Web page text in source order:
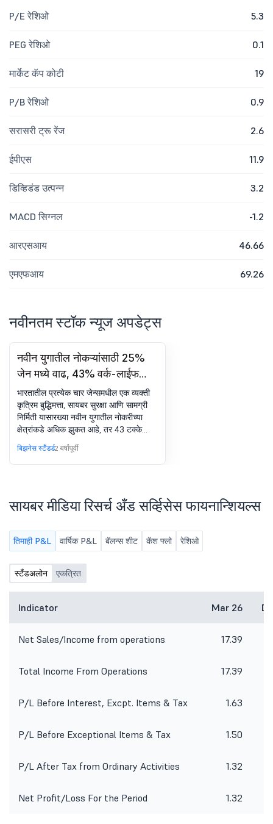
P/E रेशिओ 5.3
PEG रेशिओ 0.1
मार्केट कॅप कोटी 19
P/B रेशिओ 0.9
सरासरी ट्रू रेंज 2.6
ईपीएस 11.9
डिव्हिडंड उत्पन्न 3.2
MACD सिग्नल -1.2
आरएसआय 46.66
एमएफआय 69.26
नवीनतम स्टॉक न्यूज अपडेट्स
नवीन युगातील नोकऱ्यांसाठी 25%
जेन मध्ये वाढ, 43% वर्क-लाईफ
बॅलन्स सोडवण्यासाठी तयार: अभ्यास
भारतातील प्रत्येक चार जेन्समधील एक व्यक्ती
कृत्रिम बुद्धिमत्ता, सायबर सुरक्षा आणि सामग्री
निर्मिती यासारख्या नवीन युगातील नोकरीच्या
क्षेत्रांकडे अधिक झुकत आहे, तर 43 टक्के
लोक त्यांच्या करिअरमध्ये यशस्वी होण्यासाठी
वर्क-लाईफ बॅलन्सला त्यक्त करण्यास तयार
आहेत, असे एका अभ्यासात आढळून आले आहे.
आकांक्षावरील ट्रेंडचे अनावरण करते, तसेच हे
देखील आढळले की केवळ 9 टक्के प्रतिवादी
असल्याने उद्योजकता करू इच्छितात. जेन Z
सामान्यपणे 1995 आणि 2010 दरम्यान
जन्मलेल्या लोकांचा संदर्भ देते. आयक्यूओ
(iQOO) ने सायबरमीडिया रिसर्चच्या
विश्लेषण, AI आणि सायबर सिक्युरिटी यासारख्या
भारतीय प्रतिसादक अधिक झोकदार आहेत.
जागतिक स्तरावर 46 टक्के लोक त्यांच्या
बॅलन्स सोडून देण्यास तयार आहेत, असे ते
म्हणाले, सुमारे 62 टक्के
बिझनेस स्टँडर्ड2 वर्षांपूर्वी
सायबर मीडिया रिसर्च अँड सर्व्हिसेस फायनान्शियल्स
तिमाही P&L वार्षिक P&L बॅलन्स शीट कॅश फ्लो रेशिओ
स्टँडअलोन एकत्रित
Indicator Mar 26
Net Sales/Income from operations 17.39
Total Income From Operations 17.39
P/L Before Interest, Excpt. Items & Tax 1.63
P/L Before Exceptional Items & Tax 1.50
P/L After Tax from Ordinary Activities 1.32
Net Profit/Loss For the Period 1.32